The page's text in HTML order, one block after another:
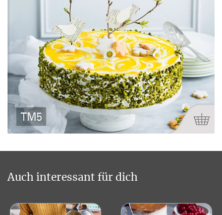
Auch interessant für dich